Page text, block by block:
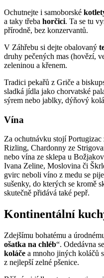
Ochutnejte i samoborské
a taky třeba horčici. Ta se tu
přírodně, bez konzervantů.
V Záhřebu si dejte obalovaný
druhy pečených mas (hovězí,
zeleninou a křenem.
Tradici pekařů z Griče a
sladká jídla jako chorvatské
sýrem nebo jablky, dýňový
Vína
Za ochutnávku stojí Portugizac
Rizling, Chardonny ze
nebo vína ze sklepa u
Ivana Zeline, Moslovina či
gvirc neboli víno z medu se
sušenky, do kterých se kromě
skutečně přidává také pepř.
Kontinentální
Zdejšímu bohatému a
ošatka na chléb“. Odedávna
koláče a mnoho jiných koláčů
z nejlepší zelné pšenice.